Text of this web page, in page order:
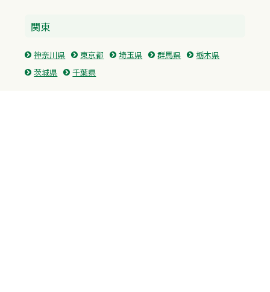
関東
神奈川県 東京都 埼玉県 群馬県
栃木県
茨城県
千葉県